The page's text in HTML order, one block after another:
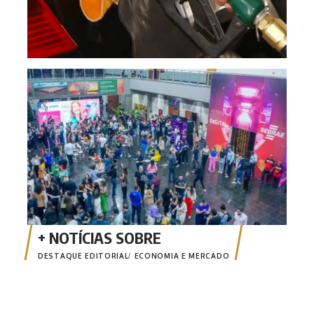
DESTAQUE EDITORIAL ECONOMIA E MERCADO